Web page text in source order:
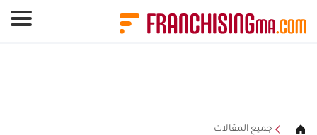
جميع المقالات
لوحة إدارة ملفات تعريف الارتباط